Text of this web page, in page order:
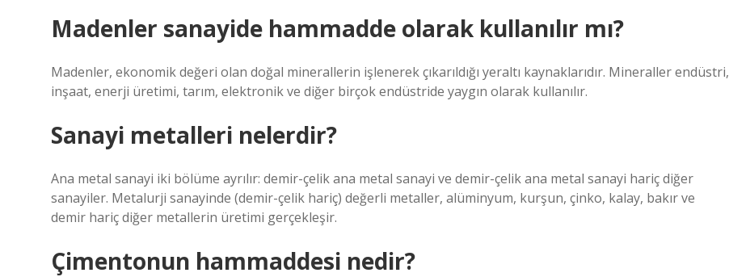
Madenler sanayide hammadde olarak kullanılır mı?
Madenler, ekonomik değeri olan doğal minerallerin işlenerek çıkarıldığı yeraltı kaynaklarıdır. Mineraller endüstri,
inşaat, enerji üretimi, tarım, elektronik ve diğer birçok endüstride yaygın olarak kullanılır.
Sanayi metalleri nelerdir?
Ana metal sanayi iki bölüme ayrılır: demir-çelik ana metal sanayi ve demir-çelik ana metal sanayi hariç diğer
sanayiler. Metalurji sanayinde (demir-çelik hariç) değerli metaller, alüminyum, kurşun, çinko, kalay, bakır ve
demir hariç diğer metallerin üretimi gerçekleşir.
Çimentonun hammaddesi nedir?